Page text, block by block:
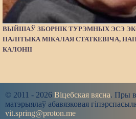
ВЫЙШАЎ ЗБОРНІК ТУРЭМНЫХ ЭСЭ
ПАЛІТЫКА МІКАЛАЯ СТАТКЕВІЧА,
КАЛОНІІ
© 2011 - 2026 Віцебская вясна. Пры
матэрыялаў абавязковая
vit.spring@proton.me